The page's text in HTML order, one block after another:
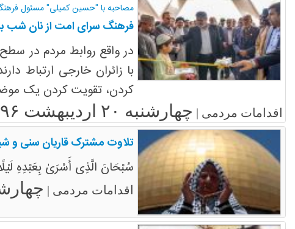
مصاحبه با "حسین کمیلی" مسئول
فرهنگ سرای امت از نان شب
در واقع روابط مردم در
با زائران خارجی ارتباط
کردن، تقویت کردن یک
اقدامات مردمی | چهارشنبه ۲۰ اردیبهشت ۱۳۹۶
تلاوت مشترک قاریان سنی و
سُبْحَانَ الَّذِی أَسْرَىٰ بِعَبْدِهِ
اقدامات مردمی | چهارشنبه ۶